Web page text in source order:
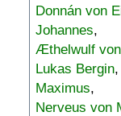
Donnán von
Johannes,
Æthelwulf
Lukas Bergin,
Maximus,
Nerveus von